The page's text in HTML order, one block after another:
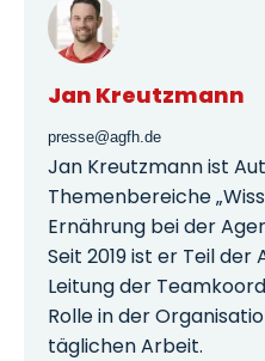
Jan Kreutzmann
presse@agfh.de
Jan Kreutzmann ist
Themenbereiche
Ernährung bei der
Seit 2019 ist er Teil
Leitung der
Rolle in der
täglichen Arbeit.